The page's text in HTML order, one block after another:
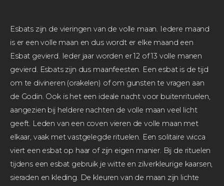
Esbats zijn de vieringen van de volle maan. Iedere maand
is er een volle maan en dus wordt er elke maand een
Esbat gevierd. Ieder jaar worden er 12 of 13 volle manen
gevierd. Esbats zijn dus maanfeesten. Een esbat is de tijd
om te divineren (orakelen) of om gunsten te vragen aan
de Godin. Ook is het een ideale nacht voor buitenrituelen,
aangezien bij heldere nachten de volle maan veel licht
geeft. Leden van een coven vieren de volle maan met
elkaar, vaak met vastgelegde rituelen. Een solitaire wicca
viert een esbat op haar of zijn eigen manier. Bij de rituelen
tijdens een esbat gebruik je witte en zilverkleurige kaarsen,
sieraden en kleding. De kleuren van de maan zijn lichte